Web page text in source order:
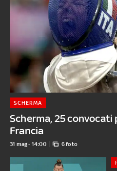
Scherma, 25 convocati
Francia
SCHERMA
31 mag - 14:00 6 foto